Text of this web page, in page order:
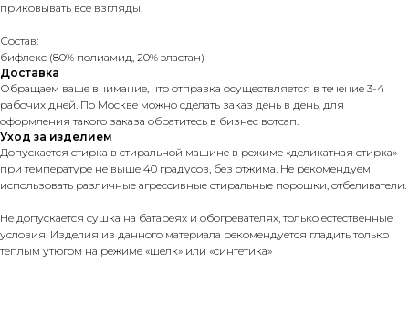
приковывать все взгляды.
Состав:
бифлекс (80% полиамид, 20% эластан)
Доставка
Обращаем ваше внимание, что отправка осуществляется в течение 3-4
рабочих дней. По Москве можно сделать заказ день в день, для
оформления такого заказа обратитесь в бизнес вотсап.
Уход за изделием
Допускается стирка в стиральной машине в режиме «деликатная стирка»
при температуре не выше 40 градусов, без отжима. Не рекомендуем
использовать различные агрессивные стиральные порошки, отбеливатели.
Не допускается сушка на батареях и обогревателях, только естественные
условия. Изделия из данного материала рекомендуется гладить только
теплым утюгом на режиме «шелк» или «синтетика»